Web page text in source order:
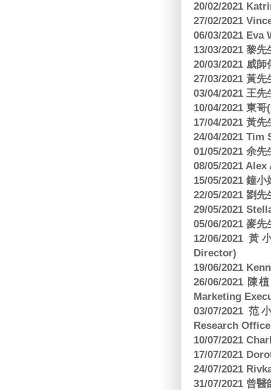
20/02/2021
27/02/2021
06/03/2021 Eva
13/03/2021 黎
20/03/2021 威
27/03/2021 黃
03/04/2021 王
10/04/2021 東
17/04/2021 黃
24/04/2021 Tim
01/05/2021 余
08/05/2021
15/05/2021 鐘
22/05/2021 劉
29/05/2021
05/06/2021 麥
12/06/2021
Director)
19/06/2021
26/06/2021 陳
Marketing
03/07/2021 范
Research
10/07/2021
17/07/2021
24/07/2021
31/07/2021 曾